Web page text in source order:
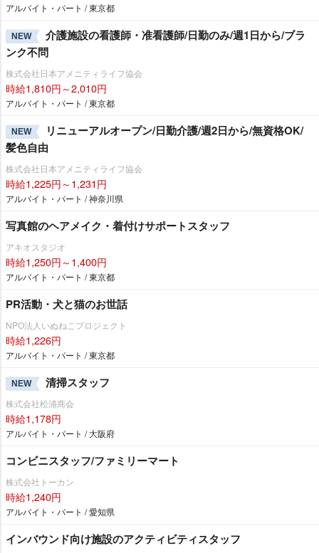
アルバイト・パート / 東京都
NEW
介護施設の看護師・准看護師/日勤のみ/週1日から/ブラ
ンク不問
株式会社日本アメニティライフ協会
時給1,810円～2,010円
アルバイト・パート / 東京都
NEW
リニューアルオープン/日勤介護/週2日から/無資格OK/
髪色自由
株式会社日本アメニティライフ協会
時給1,225円～1,231円
アルバイト・パート / 神奈川県
写真館のヘアメイク・着付けサポートスタッフ
アキオスタジオ
時給1,250円～1,400円
アルバイト・パート / 東京都
PR活動・犬と猫のお世話
NPO法人いぬねこプロジェクト
時給1,226円
アルバイト・パート / 東京都
NEW 清掃スタッフ
株式会社松浦商会
時給1,178円
アルバイト・パート / 大阪府
コンビニスタッフ/ファミリーマート
株式会社トーカン
時給1,240円
アルバイト・パート / 愛知県
インバウンド向け施設のアクティビティスタッフ